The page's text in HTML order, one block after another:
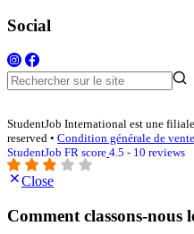
Social
StudentJob International est une
reserved • Condition générale de vente
StudentJob FR score 4.5 - 10 reviews
Close
Comment classons-nous